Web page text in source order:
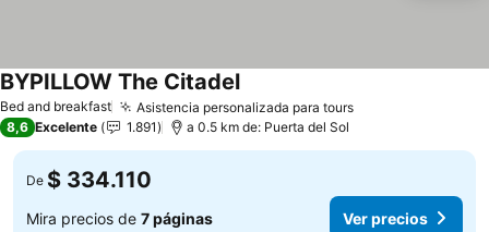
Bed and breakfast Asistencia personalizada para tours
BYPILLOW The Citadel
8,6 Excelente 1.891 a 0.5 km de: Puerta del Sol
De $ 334.110
Mira precios de 7 páginas Ver precios